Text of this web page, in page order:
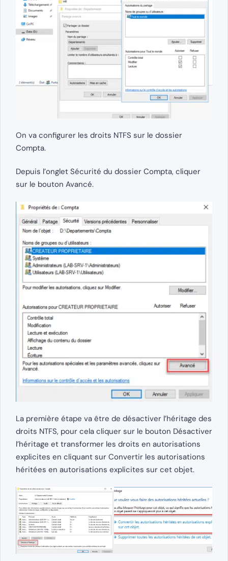
On va configurer les droits NTFS sur le dossier
Compta.
Depuis l’onglet Sécurité du dossier Compta, cliquer
sur le bouton Avancé.
La première étape va être de désactiver l’héritage des
droits NTFS, pour cela cliquer sur le bouton Désactiver
l’héritage et transformer les droits en autorisations
explicites en cliquant sur Convertir les autorisations
héritées en autorisations explicites sur cet objet.